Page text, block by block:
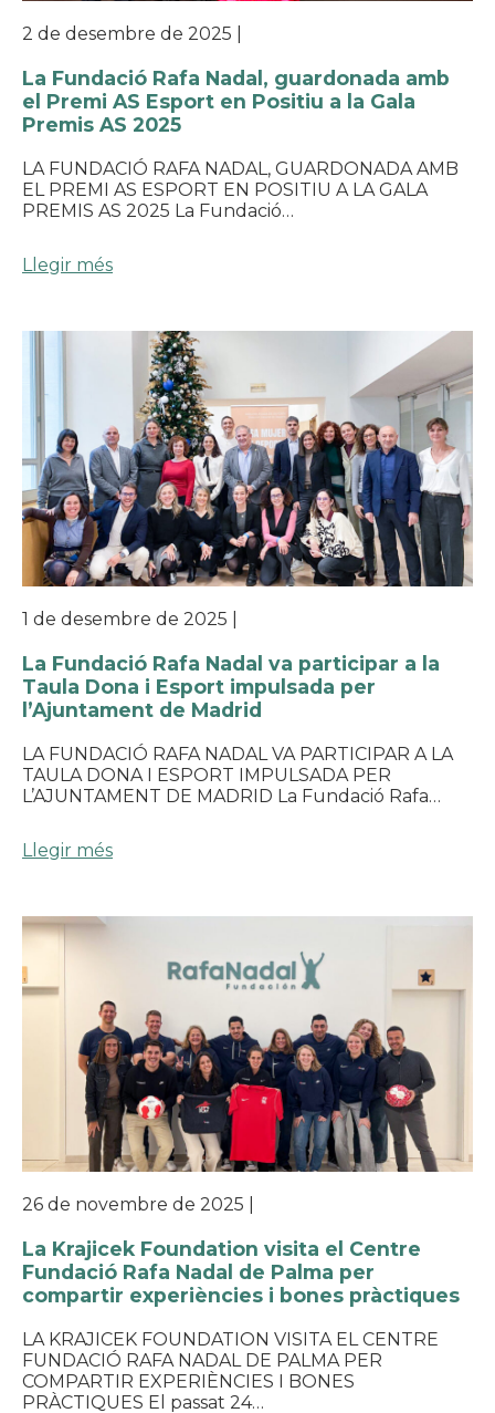
2 de desembre de 2025
La Fundació Rafa Nadal, guardonada amb
el Premi AS Esport en Positiu a la Gala
Premis AS 2025
LA FUNDACIÓ RAFA NADAL, GUARDONADA AMB
EL PREMI AS ESPORT EN POSITIU A LA GALA
PREMIS AS 2025 La Fundació…
Llegir més
1 de desembre de 2025
La Fundació Rafa Nadal va participar a la
Taula Dona i Esport impulsada per
l’Ajuntament de Madrid
LA FUNDACIÓ RAFA NADAL VA PARTICIPAR A LA
TAULA DONA I ESPORT IMPULSADA PER
L’AJUNTAMENT DE MADRID La Fundació Rafa…
Llegir més
26 de novembre de 2025
La Krajicek Foundation visita el Centre
Fundació Rafa Nadal de Palma per
compartir experiències i bones pràctiques
LA KRAJICEK FOUNDATION VISITA EL CENTRE
FUNDACIÓ RAFA NADAL DE PALMA PER
COMPARTIR EXPERIÈNCIES I BONES
PRÀCTIQUES El passat 24…